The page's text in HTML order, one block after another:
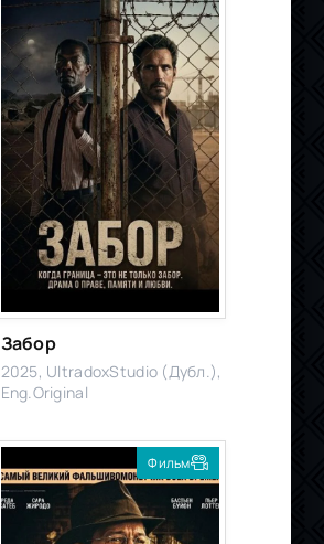
Забор
2025, UltradoxStudio (Дубл.),
Eng.Original
Фильм